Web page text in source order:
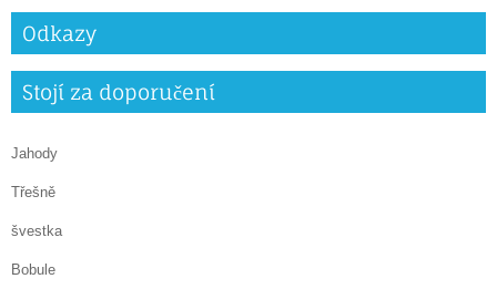
Odkazy
Stojí za doporučení
Jahody
Třešně
švestka
Bobule